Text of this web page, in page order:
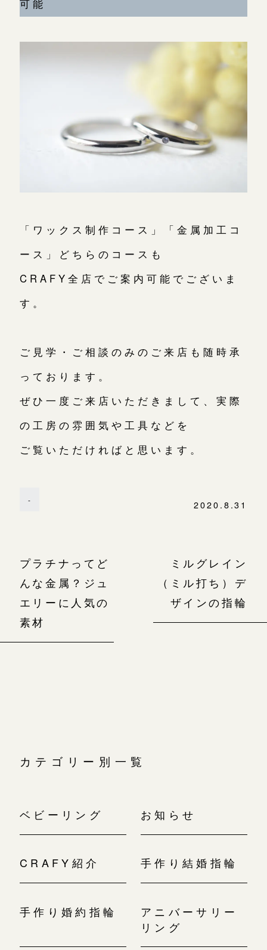
可能
「ワックス制作コース」「金属加工コ
ース」どちらのコースも
CRAFY全店でご案内可能でございま
す。
ご見学・ご相談のみのご来店も随時承
っております。
ぜひ一度ご来店いただきまして、実際
の工房の雰囲気や工具などを
ご覧いただければと思います。
- 2020.8.31
プラチナってど
んな金属？ジュ
エリーに人気の
素材
ミルグレイン
（ミル打ち）デ
ザインの指輪
カテゴリー別一覧
ベビーリング お知らせ
CRAFY紹介 手作り結婚指輪
手作り婚約指輪
アニバーサリー
リング